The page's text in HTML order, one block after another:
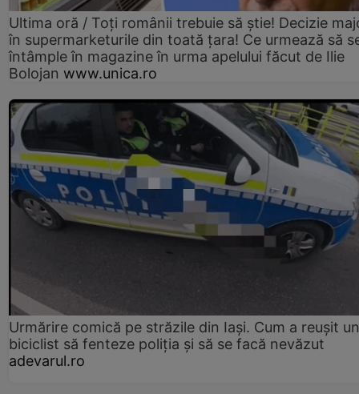
Ultima oră / Toți românii trebuie să știe! Decizie
în supermarketurile din toată țara! Ce urmează să
întâmple în magazine în urma apelului făcut de Ilie
Bolojan www.unica.ro
Urmărire comică pe străzile din Iași. Cum a reușit un
biciclist să fenteze poliția și să se facă nevăzut
adevarul.ro